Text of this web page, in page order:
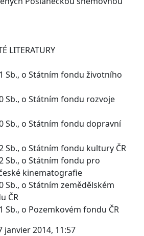
LITERATURY
Sb., o Státním fondu životního
Sb., o Státním fondu rozvoje
Sb., o Státním fondu dopravní
Sb., o Státním fondu kultury ČR
Sb., o Státním fondu pro
kinematografie
Sb., o Státním zemědělském
ČR
Sb., o Pozemkovém fondu ČR
2014, 11:57